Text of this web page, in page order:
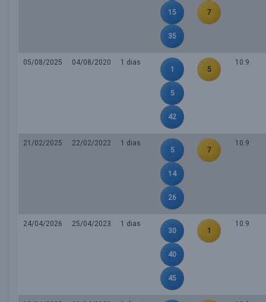
15
35
7
05/08/2025 04/08/2020
1 dias
1
5
42
5
10.9
21/02/2025 22/02/2022
1 dias
5
14
26
7
10.9
24/04/2026 25/04/2023
1 dias
30
40
45
1
10.9